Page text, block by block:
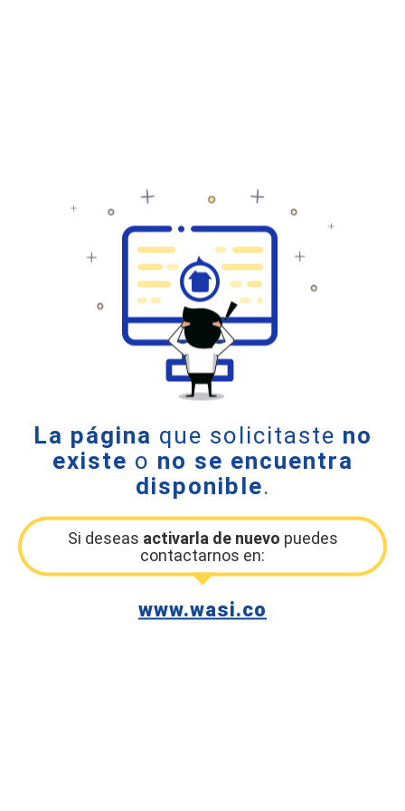
La página que solicitaste no
existe o no se encuentra
disponible.
Si deseas activarla de nuevo puedes
contactarnos en:
www.wasi.co